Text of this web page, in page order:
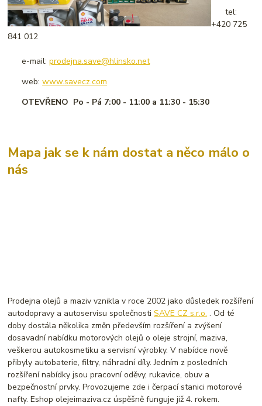
tel:
+420 725
841 012
e-mail:prodejna.save@hlinsko.net
web:www.savecz.com
OTEVŘENO Po - Pá 7:00 - 11:00 a 11:30 - 15:30
Mapa jak se k nám dostat a něco málo o
nás
Prodejna olejů a maziv vznikla v roce 2002 jako důsledek rozšíření
autodopravy a autoservisu společnostiSAVE CZ s.r.o. . Od té
doby dostála několika změn především rozšíření a zvýšení
dosavadní nabídku motorových olejů o oleje strojní, maziva,
veškerou autokosmetiku a servisní výrobky. V nabídce nově
přibyly autobaterie, filtry, náhradní díly. Jedním z posledních
rozšíření nabídky jsou pracovní oděvy, rukavice, obuv a
bezpečnostní prvky. Provozujeme zde i čerpací stanici motorové
nafty. Eshop olejeimaziva.cz úspěšně funguje již 4. rokem.